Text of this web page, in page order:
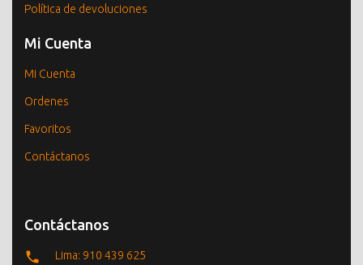
Política de devoluciones
Mi Cuenta
Mi Cuenta
Ordenes
Favoritos
Contáctanos
Contáctanos
Lima: 910 439 625